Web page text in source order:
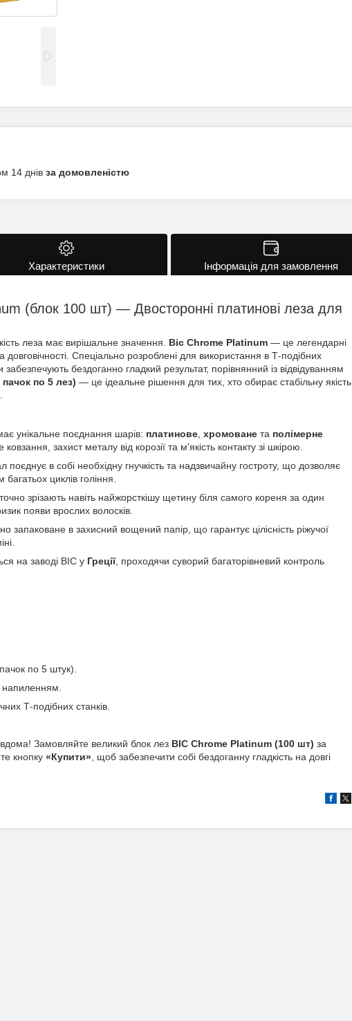
14 днів за домовленістю
Характеристики Інформація для замовлення
(блок 100 шт) — Двосторонні платинові леза для
леза має вирішальне значення. Bic Chrome Platinum — це легендарні
Спеціально розроблені для використання в Т-подібних
бездоганно гладкий результат, порівнянний із відвідуванням
по 5 лез) — це ідеальне рішення для тих, хто обирає стабільну якість
унікальне поєднання шарів: платинове, хромоване та полімерне
захист металу від корозії та м'якість контакту зі шкірою.
поєднує в собі необхідну гнучкість та надзвичайну гостроту, що дозволяє
багатьох циклів гоління.
зрізають навіть найжорсткішу щетину біля самого кореня за один
появи врослих волосків.
запаковане в захисний вощений папір, що гарантує цілісність ріжучої
на заводі BIC у Греції, проходячи суворий багаторівневий контроль
по 5 штук).
напиленням.
Т-подібних станків.
Замовляйте великий блок лез BIC Chrome Platinum (100 шт) за
кнопку «Купити», щоб забезпечити собі бездоганну гладкість на довгі